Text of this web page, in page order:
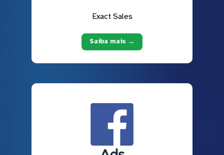
Exact Sales
Saiba mais →